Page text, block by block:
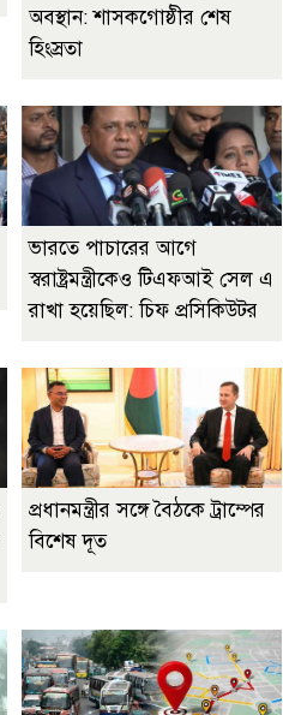
অবস্থান: শাসকগোষ্ঠীর শেষ
হিংস্রতা
ভারতে পাচারের আগে
স্বরাষ্ট্রমন্ত্রীকেও টিএফআই সেল এ
রাখা হয়েছিল: চিফ প্রসিকিউটর
প্রধানমন্ত্রীর সঙ্গে বৈঠকে ট্রাম্পের
বিশেষ দূত